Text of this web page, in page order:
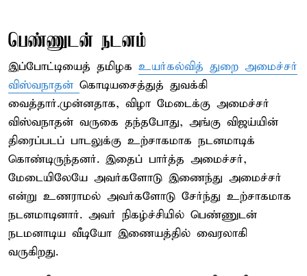
பெண்ணுடன் நடனம்
இப்போட்டியைத் தமிழக உயர்கல்வித் துறை அமைச்சர்
விஸ்வநாதன் கொடியசைத்துத் துவக்கி
வைத்தார்.முன்னதாக, விழா மேடைக்கு அமைச்சர்
விஸ்வநாதன் வருகை தந்தபோது, அங்கு விஜய்யின்
திரைப்படப் பாடலுக்கு உற்சாகமாக நடனமாடிக்
கொண்டிருந்தனர். இதைப் பார்த்த அமைச்சர்,
மேடையிலேயே அவர்களோடு இணைந்து அமைச்சர்
என்று உணராமல் அவர்களோடு சேர்ந்து உற்சாகமாக
நடனமாடினார். அவர் நிகழ்ச்சியில் பெண்ணுடன்
நடமனாடிய வீடியோ இணையத்தில் வைரலாகி
வருகிறது.